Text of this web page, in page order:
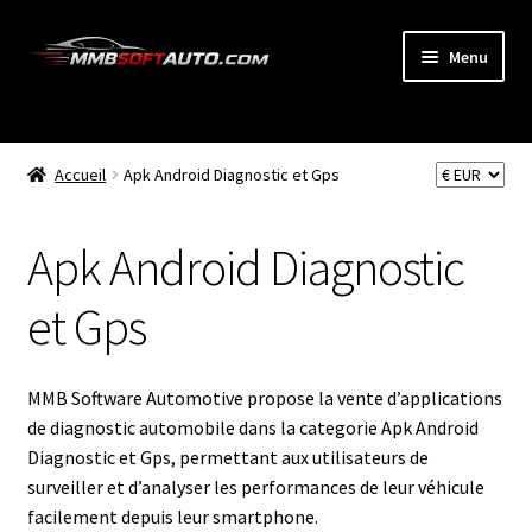
Aller
Aller
Menu
BOUTIQUE
Ouvrir
Reprogrammation Auto
Trucks Diagnostic
Trucks Reprogrammation
Accueil Apk Android Diagnostic et Gps
Apk Android Diagnostic
et Gps
MMB Software Automotive propose la vente d’applications
de diagnostic automobile dans la categorie Apk Android
Diagnostic et Gps, permettant aux utilisateurs de
surveiller et d’analyser les performances de leur véhicule
facilement depuis leur smartphone.